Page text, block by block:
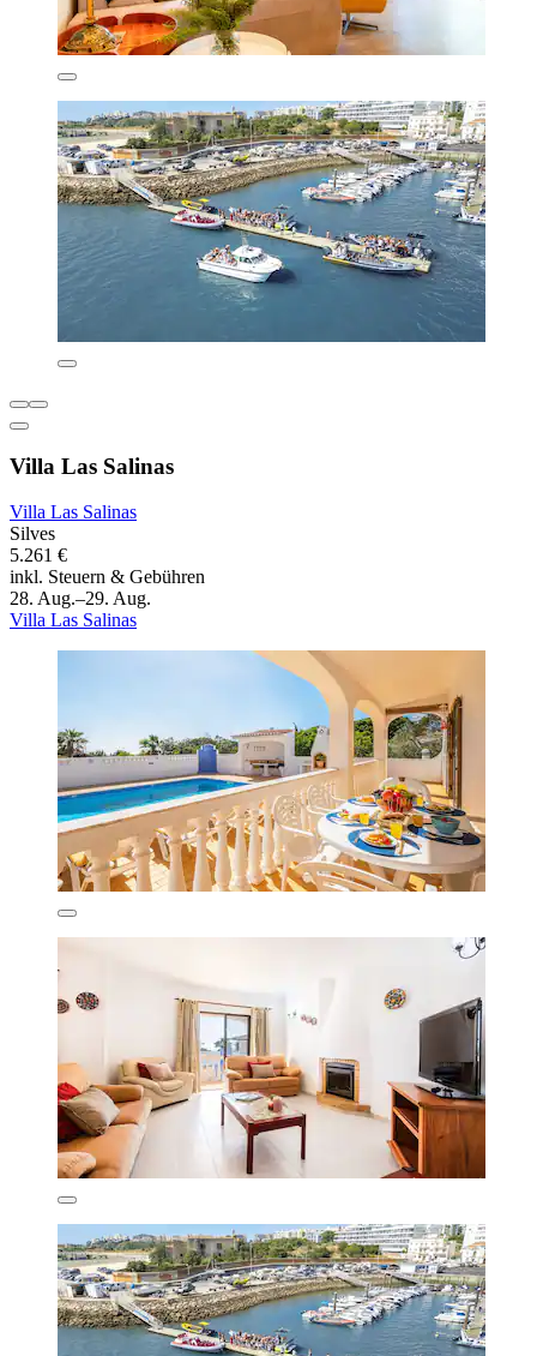
Villa Las Salinas
Villa Las Salinas
Silves
5.261 €
inkl. Steuern & Gebühren
28. Aug.–29. Aug.
Villa Las Salinas